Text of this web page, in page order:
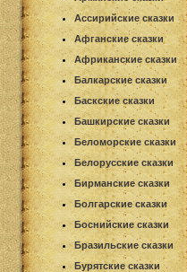
Ассирийские сказки
Афганские сказки
Африканские сказки
Балкарские сказки
Баскские сказки
Башкирские сказки
Беломорские сказки
Белорусские сказки
Бирманские сказки
Болгарские сказки
Боснийские сказки
Бразильские сказки
Бурятские сказки